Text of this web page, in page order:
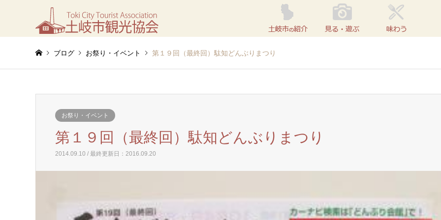
ブログ お祭り・イベント 第１９回（最終回）駄知どんぶりまつり
お祭り・イベント
第１９回（最終回）駄知どんぶりまつり
2014.09.10 / 最終更新日：2016.09.20